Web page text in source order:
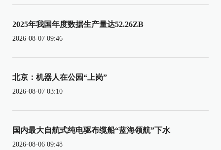
2025年我国年度数据生产量达52.26ZB
2026-08-07 09:46
北京：机器人在公园“上岗”
2026-08-07 03:10
国内最大自航式纯电驱布缆船“蓝海领航”下水
2026-08-06 09:48